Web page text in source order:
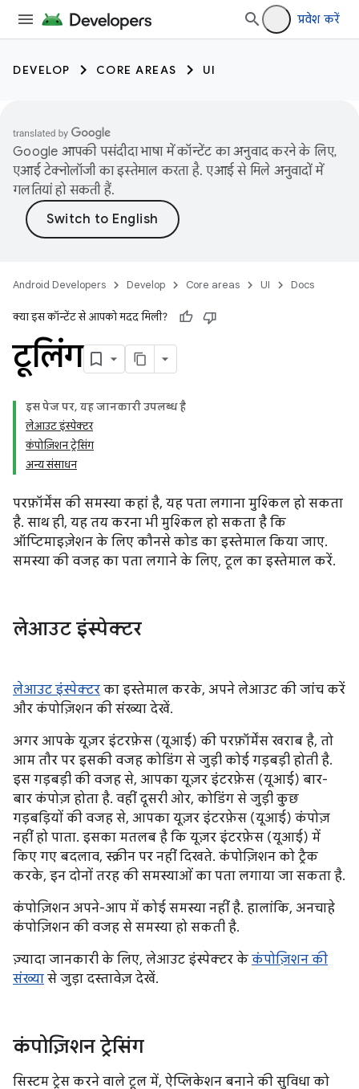
प्रवेश करें
DEVELOP CORE AREAS UI
Google आपकी पसंदीदा भाषा में कॉन्टेंट का अनुवाद करने के लिए,
एआई टेक्नोलॉजी का इस्तेमाल करता है. एआई से मिले अनुवादों में
गलतियां हो सकती हैं.
Android Developers Develop Core areas UI Docs
क्या इस कॉन्टेंट से आपको मदद मिली?
टूलिंग
इस पेज पर, यह जानकारी उपलब्ध है
लेआउट इंस्पेक्टर
कंपोज़िशन ट्रेसिंग
अन्य संसाधन
परफ़ॉर्मेंस की समस्या कहां है, यह पता लगाना मुश्किल हो सकता
है. साथ ही, यह तय करना भी मुश्किल हो सकता है कि
ऑप्टिमाइज़ेशन के लिए कौनसे कोड का इस्तेमाल किया जाए.
समस्या की वजह का पता लगाने के लिए, टूल का इस्तेमाल करें.
लेआउट इंस्पेक्टर
लेआउट इंस्पेक्टर का इस्तेमाल करके, अपने लेआउट की जांच करें
और कंपोज़िशन की संख्या देखें.
अगर आपके यूज़र इंटरफ़ेस (यूआई) की परफ़ॉर्मेंस खराब है, तो
आम तौर पर इसकी वजह कोडिंग से जुड़ी कोई गड़बड़ी होती है.
इस गड़बड़ी की वजह से, आपका यूज़र इंटरफ़ेस (यूआई) बार-
बार कंपोज़ होता है. वहीं दूसरी ओर, कोडिंग से जुड़ी कुछ
गड़बड़ियों की वजह से, आपका यूज़र इंटरफ़ेस (यूआई) कंपोज़
नहीं हो पाता. इसका मतलब है कि यूज़र इंटरफ़ेस (यूआई) में
किए गए बदलाव, स्क्रीन पर नहीं दिखते. कंपोज़िशन को ट्रैक
करके, इन दोनों तरह की समस्याओं का पता लगाया जा सकता है.
कंपोज़िशन अपने-आप में कोई समस्या नहीं है. हालांकि, अनचाहे
कंपोज़िशन की वजह से समस्या हो सकती है.
ज़्यादा जानकारी के लिए, लेआउट इंस्पेक्टर के कंपोज़िशन की
संख्या से जुड़ा दस्तावेज़ देखें.
कंपोज़िशन ट्रेसिंग
सिस्टम ट्रेस करने वाले टूल में, ऐप्लिकेशन बनाने की सुविधा को